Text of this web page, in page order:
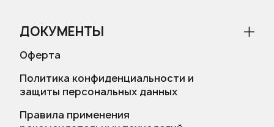
ДОКУМЕНТЫ
Оферта
Политика конфиденциальности и
защиты персональных данных
Правила применения